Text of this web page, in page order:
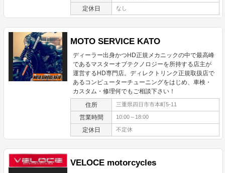
定休日 なし
MOTO SERVICE KATO
ディーラー出身かつHD正規メカニックの中で最高峰
であるマスターオブテクノロジーを所持する店主が
運営するHD専門店。ディレクトリンク正規取扱店で
あるコンピューターチューニングをはじめ、車検・
カスタム・修理何でもご相談下さい！
住所 三重県四日市市本町5-11
営業時間 10:00～18:00
定休日 不定休
VELOCE motorcycles